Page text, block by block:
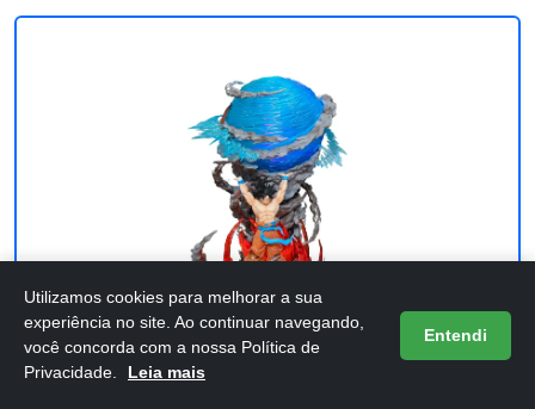
Utilizamos cookies para melhorar a sua
experiência no site. Ao continuar navegando,
você concorda com a nossa Política de
Privacidade.
Leia mais
Entendi